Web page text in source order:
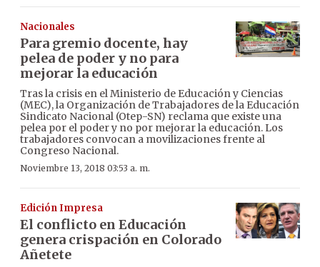
Nacionales
Para gremio docente, hay
pelea de poder y no para
mejorar la educación
Tras la crisis en el Ministerio de Educación y Ciencias
(MEC), la Organización de Trabajadores de la Educación
Sindicato Nacional (Otep-SN) reclama que existe una
pelea por el poder y no por mejorar la educación. Los
trabajadores convocan a movilizaciones frente al
Congreso Nacional.
Noviembre 13, 2018 03:53 a. m.
Edición Impresa
El conflicto en Educación
genera crispación en Colorado
Añetete